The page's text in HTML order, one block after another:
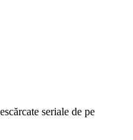
seriale de pe